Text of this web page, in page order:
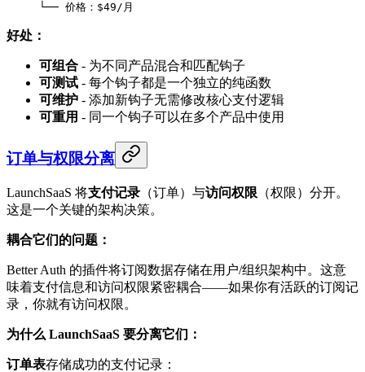
└── 价格：$49/月
好处：
可组合 - 为不同产品混合和匹配钩子
可测试 - 每个钩子都是一个独立的纯函数
可维护 - 添加新钩子无需修改核心支付逻辑
可重用 - 同一个钩子可以在多个产品中使用
订单与权限分离
LaunchSaaS 将支付记录 （订单）与访问权限 （权限）分开。
这是一个关键的架构决策。
耦合它们的问题：
Better Auth 的插件将订阅数据存储在用户/组织架构中。这意
味着支付信息和访问权限紧密耦合——如果你有活跃的订阅记
录，你就有访问权限。
为什么 LaunchSaaS 要分离它们：
订单表存储成功的支付记录：